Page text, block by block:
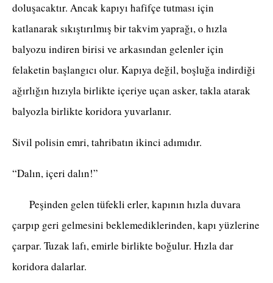
doluşacaktır. Ancak kapıyı hafifçe tutması için
katlanarak sıkıştırılmış bir takvim yaprağı, o hızla
balyozu indiren birisi ve arkasından gelenler için
felaketin başlangıcı olur. Kapıya değil, boşluğa indirdiği
ağırlığın hızıyla birlikte içeriye uçan asker, takla atarak
balyozla birlikte koridora yuvarlanır.
Sivil polisin emri, tahribatın ikinci adımıdır.
“Dalın, içeri dalın!”
Peşinden gelen tüfekli erler, kapının hızla duvara
çarpıp geri gelmesini beklemediklerinden, kapı yüzlerine
çarpar. Tuzak lafı, emirle birlikte boğulur. Hızla dar
koridora dalarlar.